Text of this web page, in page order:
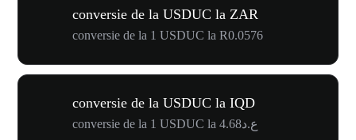
conversie de la USDUC la ZAR
conversie de la 1 USDUC la R0.0576
conversie de la USDUC la IQD
conversie de la 1 USDUC la ع.د4.68